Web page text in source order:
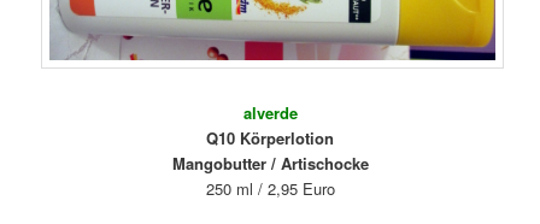
alverde
Q10 Körperlotion
Mangobutter / Artischocke
250 ml / 2,95 Euro